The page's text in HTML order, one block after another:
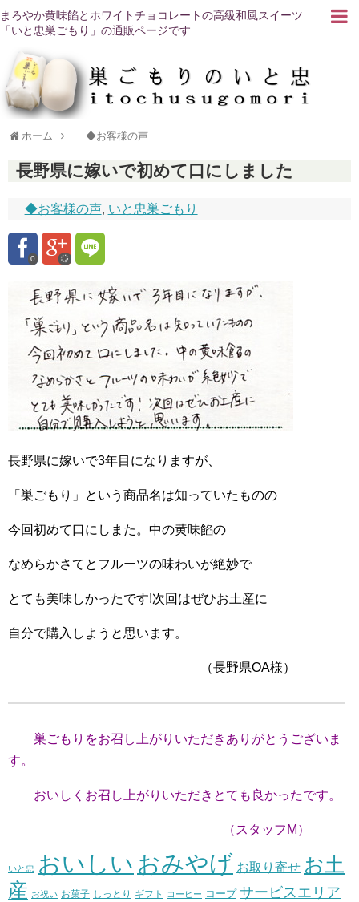
まろやか黄味餡とホワイトチョコレートの高級和風スイーツ
「いと忠巣ごもり」の通販ページです
ホーム ◆お客様の声
長野県に嫁いで初めて口にしました
◆お客様の声, いと忠巣ごもり
0
長野県に嫁いで3年目になりますが、
「巣ごもり」という商品名は知っていたものの
今回初めて口にしまた。中の黄味餡の
なめらかさてとフルーツの味わいが絶妙で
とても美味しかったです!次回はぜひお土産に
自分で購入しようと思います。
（長野県OA様）
巣ごもりをお召し上がりいただきありがとうございま
す。
おいしくお召し上がりいただきとても良かったです。
（スタッフM）
いと忠 おいしい おみやげ お取り寄せ お土
産 お祝い お菓子 しっとり ギフト コーヒー コープ サービスエリア